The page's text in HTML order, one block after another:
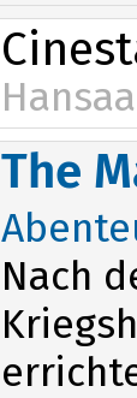
12:00
The
Nach